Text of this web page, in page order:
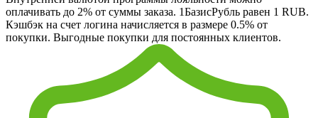
оплачивать до 2% от суммы заказа. 1БазисРубль равен 1 RUB.
Кэшбэк на счет логина начисляется в размере 0.5% от
покупки. Выгодные покупки для постоянных клиентов.